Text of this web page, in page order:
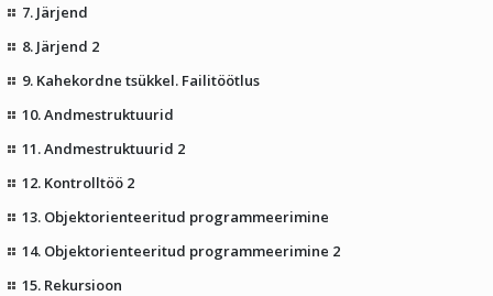
7. Järjend
8. Järjend 2
9. Kahekordne tsükkel. Failitöötlus
10. Andmestruktuurid
11. Andmestruktuurid 2
12. Kontrolltöö 2
13. Objektorienteeritud programmeerimine
14. Objektorienteeritud programmeerimine 2
15. Rekursioon